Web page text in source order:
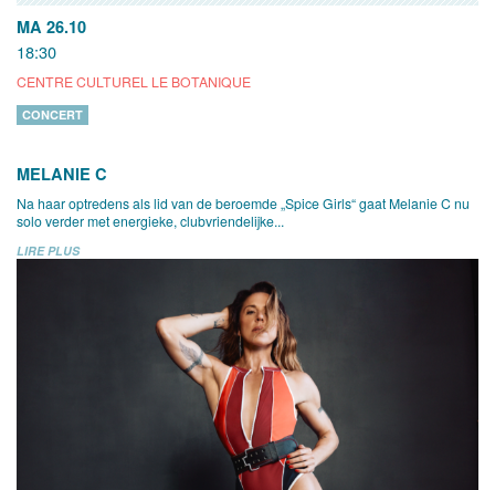
MA 26.10
18:30
CENTRE CULTUREL LE BOTANIQUE
CONCERT
MELANIE C
Na haar optredens als lid van de beroemde „Spice Girls“ gaat Melanie C nu
solo verder met energieke, clubvriendelijke...
LIRE PLUS